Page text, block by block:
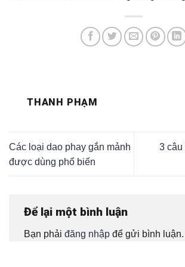
THANH PHẠM
Các loại dao phay gắn mảnh
được dùng phổ biến
3 câu
Để lại một bình luận
Bạn phải đăng nhập để gửi bình luận.